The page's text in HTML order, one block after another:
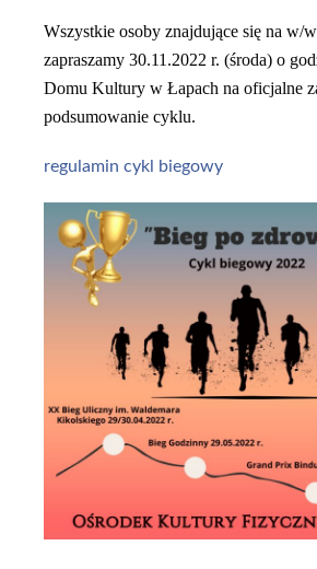
Wszystkie osoby znajdujące się na w/
zapraszamy 30.11.2022 r. (środa) o
Domu Kultury w Łapach na oficjalne
podsumowanie cyklu.
regulamin cykl biegowy